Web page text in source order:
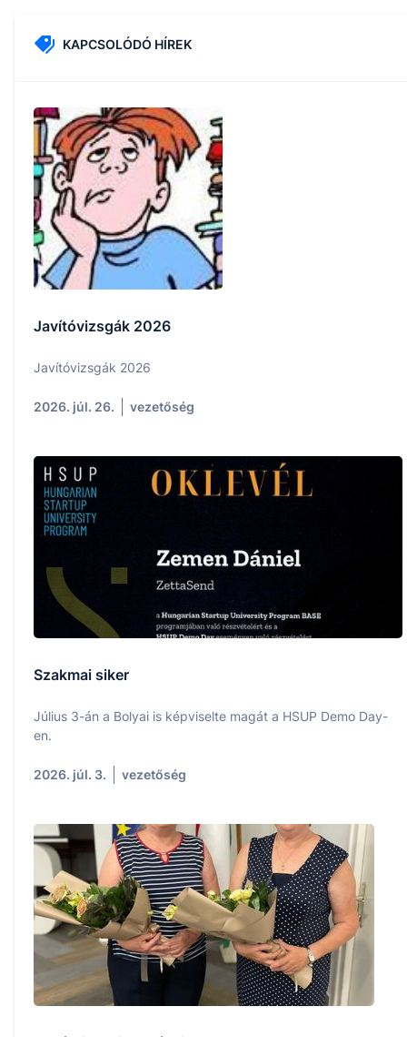
KAPCSOLÓDÓ HÍREK
Javítóvizsgák 2026
Javítóvizsgák 2026
2026. júl. 26. vezetőség
Szakmai siker
Július 3-án a Bolyai is képviselte magát a HSUP Demo Day-
en.
2026. júl. 3. vezetőség